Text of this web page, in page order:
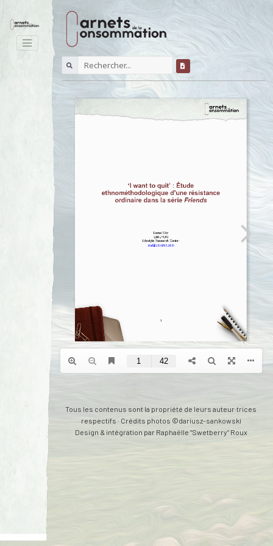
Tous les contenus sont la propriété de leurs auteur·trices
respectifs · Crédits photos ©dariusz-sankowski
Design & intégration par Raphaëlle “Swetberry” Roux